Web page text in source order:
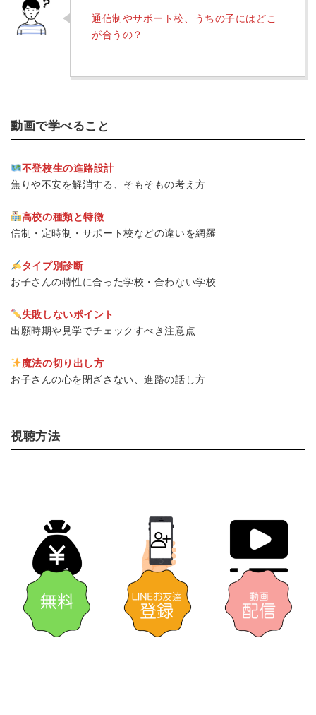
通信制やサポート校、うちの子にはどこ
が合うの？
動画で学べること
不登校生の進路設計
焦りや不安を解消する、そもそもの考え方
高校の種類と特徴
信制・定時制・サポート校などの違いを網羅
タイプ別診断
お子さんの特性に合った学校・合わない学校
失敗しないポイント
出願時期や見学でチェックすべき注意点
魔法の切り出し方
お子さんの心を閉ざさない、進路の話し方
視聴方法
イベント フリースクール